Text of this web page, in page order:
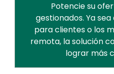
Potencie su
gestionados. Ya
para clientes o los
remota, la solución
lograr más